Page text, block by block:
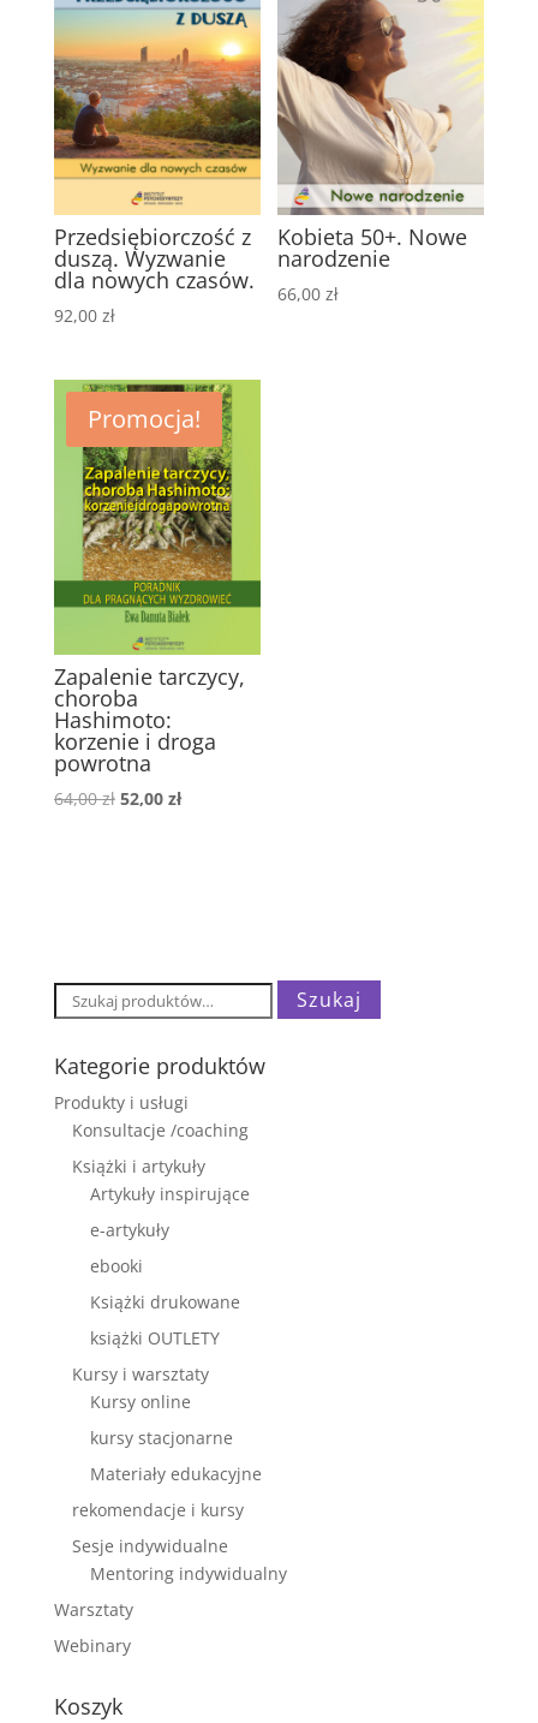
Przedsiębiorczość z
duszą. Wyzwanie
dla nowych czasów.
92,00 zł
Kobieta 50+. Nowe
narodzenie
66,00zł
Promocja!
Zapalenie tarczycy,
choroba
Hashimoto:
korzenie i droga
powrotna
64,00zł Pierwotna
52,00 złAktualna
Szukaj: Szukaj
Kategorie produktów
Produkty i usługi
Konsultacje /coaching
Książki i artykuły
Artykuły inspirujące
e-artykuły
ebooki
Książki drukowane
książki OUTLETY
Kursy i warsztaty
Kursy online
kursy stacjonarne
Materiały edukacyjne
rekomendacje i kursy
Sesje indywidualne
Mentoring indywidualny
Warsztaty
Webinary
Koszyk